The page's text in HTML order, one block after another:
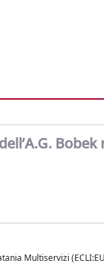
Multiservizi